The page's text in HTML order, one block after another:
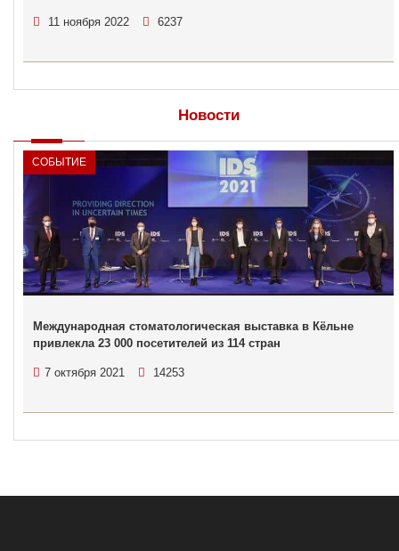
11 ноября 2022 6237
Новости
СОБЫТИЕ
Международная стоматологическая выставка в Кёльне
привлекла 23 000 посетителей из 114 стран
7 октября 2021 14253